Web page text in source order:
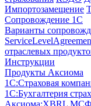
Импортозамещение
Сопровождение 1С
Варианты
отраслевых
Инструкции
Продукты Аксиома
1С:Страховая
1С:Бухгалтерия
Аксиома:XBRL